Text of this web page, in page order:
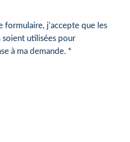
formulaire, j’accepte que les
soient utilisées pour
à ma demande. *